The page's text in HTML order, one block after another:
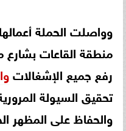
وواصلت الحملة
منطقة القاعات
رفع جميع الإشغالات
تحقيق السيولة
والحفاظ على المظهر